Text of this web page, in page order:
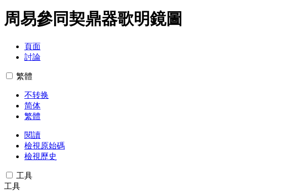
周易參同契鼎器歌明鏡圖
頁面
討論
繁體
不转换
简体
繁體
閱讀
檢視原始碼
檢視歷史
工具
工具